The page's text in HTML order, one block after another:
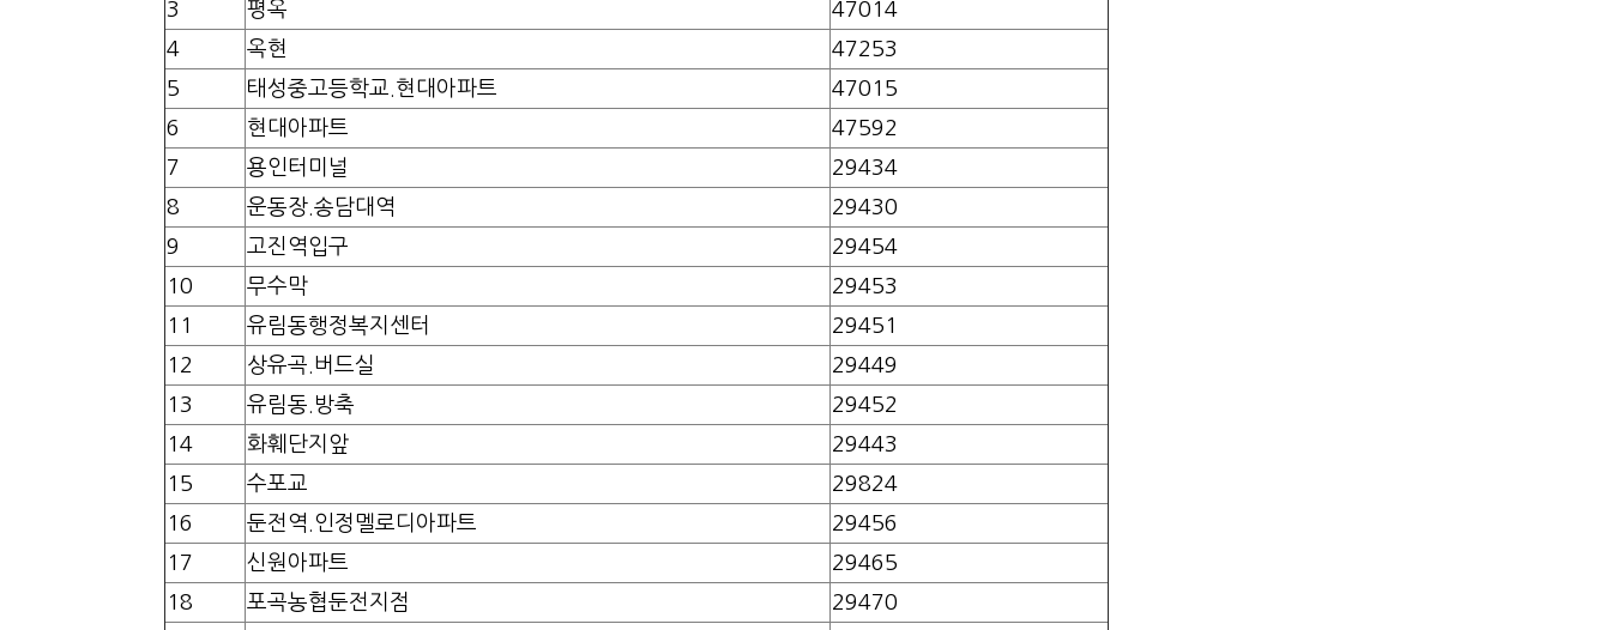
3
평옥
47014
4
옥현
47253
5
태성중고등학교.현대아파트
47015
6
현대아파트
47592
7
용인터미널
29434
8
운동장.송담대역
29430
9
고진역입구
29454
10
무수막
29453
11
유림동행정복지센터
29451
12
상유곡.버드실
29449
13
유림동.방축
29452
14
화훼단지앞
29443
15
수포교
29824
16
둔전역.인정멜로디아파트
29456
17
신원아파트
29465
18
포곡농협둔전지점
29470